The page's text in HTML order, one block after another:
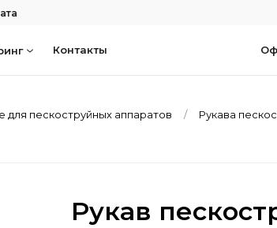
Контакты
пескоструйных аппаратов Рукава
Рукав